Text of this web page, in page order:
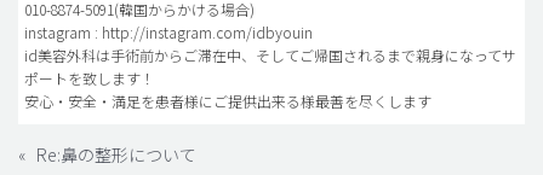
010-8874-5091(韓国からかける場合)
instagram : http://instagram.com/idbyouin
id美容外科は手術前からご滞在中、そしてご帰国されるまで親身になってサ
ポートを致します！
安心・安全・満足を患者様にご提供出来る様最善を尽くします
« Re:鼻の整形について